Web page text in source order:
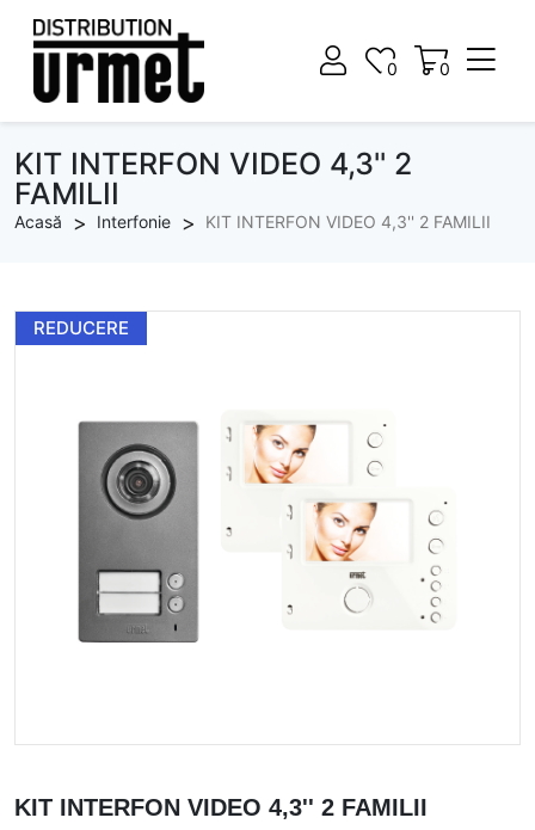
0
0 0
KIT INTERFON VIDEO 4,3'' 2
FAMILII
Acasă Interfonie KIT INTERFON VIDEO 4,3'' 2 FAMILII
REDUCERE
KIT INTERFON VIDEO 4,3'' 2 FAMILII